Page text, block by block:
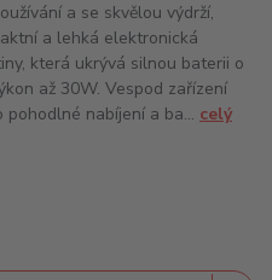
a se skvělou výdrží,
a lehká elektronická
která ukrývá silnou baterii o
až 30W. Vespod zařízení
nabíjení a ba... celý